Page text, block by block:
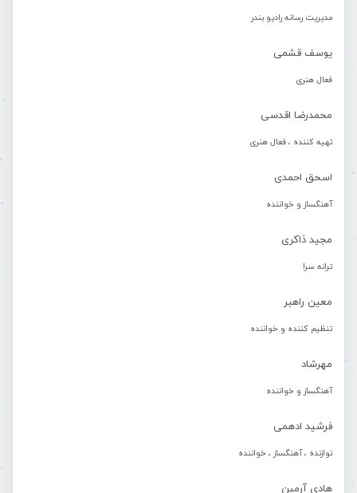
مدیریت رسانه رادیو بندر
یوسف قشمی
فعال هنری
محمدرضا اقدسی
تهیه کننده ، فعال هنری
اسحق احمدی
آهنگساز و خواننده
مجید ذاکری
ترانه سرا
معین راهبر
تنظیم کننده و خواننده
مهرشاد
آهنگساز و خواننده
فرشید ادهمی
نوازنده ، آهنگساز ، خواننده
هادی آرمین